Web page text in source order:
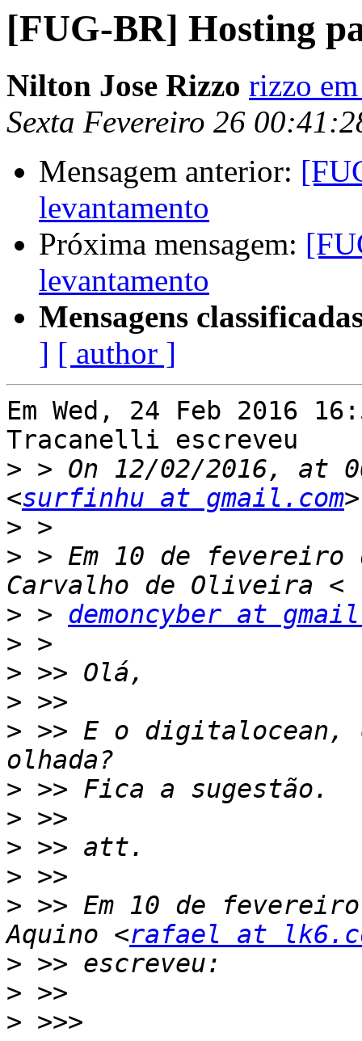
[FUG-BR] Hosting
Nilton Jose Rizzo rizzo
Sexta Fevereiro 26
Mensagem anterior:
levantamento
Próxima mensagem:
levantamento
Mensagens
] [ author ]
Em Wed, 24 Feb 2016
Tracanelli escreveu
> > On 12/02/2016, at
<surfinhu at gmail.com
>
> > Em 10 de fevereiro
> > demoncyber at
>
>
>
> >> E o digitalocean,
>
>
>
>
> >> Em 10 de
Aquino <rafael at
>
>
>